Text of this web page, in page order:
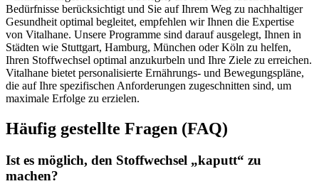
Bedürfnisse berücksichtigt und Sie auf Ihrem Weg zu nachhaltiger
Gesundheit optimal begleitet, empfehlen wir Ihnen die Expertise
von Vitalhane. Unsere Programme sind darauf ausgelegt, Ihnen in
Städten wie Stuttgart, Hamburg, München oder Köln zu helfen,
Ihren Stoffwechsel optimal anzukurbeln und Ihre Ziele zu erreichen.
Vitalhane bietet personalisierte Ernährungs- und Bewegungspläne,
die auf Ihre spezifischen Anforderungen zugeschnitten sind, um
maximale Erfolge zu erzielen.
Häufig gestellte Fragen (FAQ)
Ist es möglich, den Stoffwechsel „kaputt“ zu
machen?